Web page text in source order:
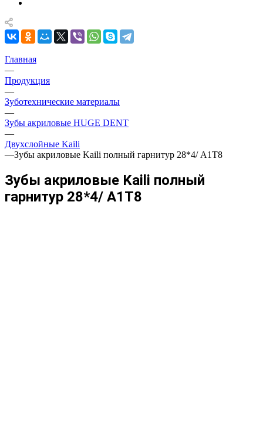
Главная
—
Продукция
—
Зуботехнические материалы
—
Зубы акриловые HUGE DENT
—
Двухслойные Kaili
—Зубы акриловые Kaili полный гарнитур 28*4/ A1T8
Зубы акриловые Kaili полный
гарнитур 28*4/ A1T8